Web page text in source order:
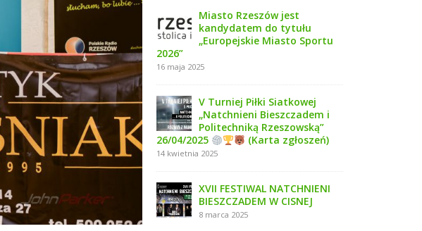
Miasto Rzeszów jest
kandydatem do tytułu
„Europejskie Miasto Sportu
2026”
16 maja 2025
V Turniej Piłki Siatkowej
„Natchnieni Bieszczadem i
Politechniką Rzeszowską”
26/04/2025
(Karta zgłoszeń)
14 kwietnia 2025
XVII FESTIWAL NATCHNIENI
BIESZCZADEM W CISNEJ
8 marca 2025